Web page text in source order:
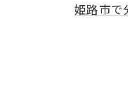
姫路市で